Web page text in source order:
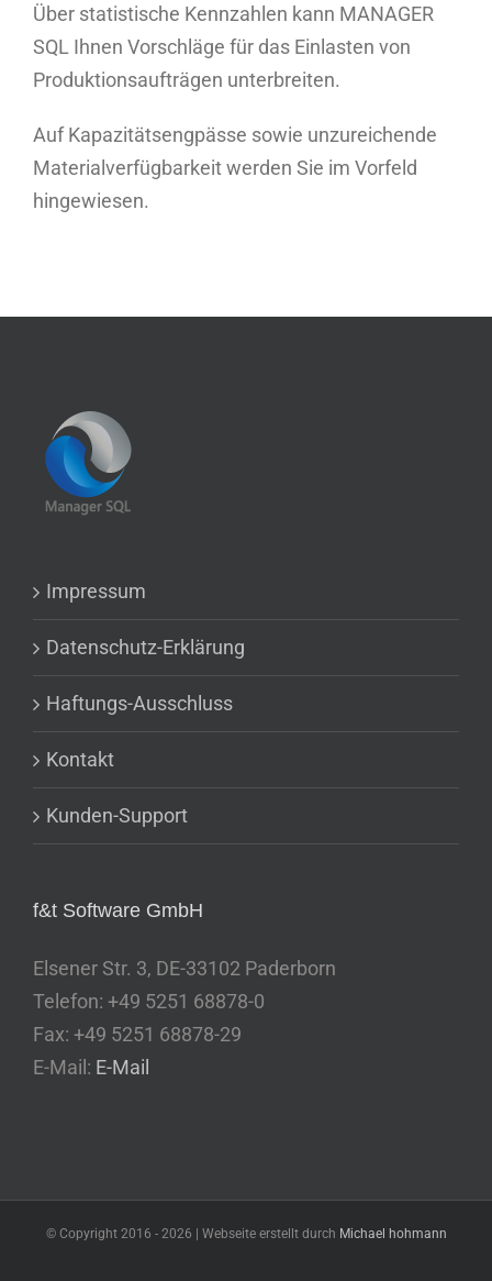
Über statistische Kennzahlen kann MANAGER
SQL Ihnen Vorschläge für das Einlasten von
Produktionsaufträgen unterbreiten.
Auf Kapazitätsengpässe sowie unzureichende
Materialverfügbarkeit werden Sie im Vorfeld
hingewiesen.
Impressum
Datenschutz-Erklärung
Haftungs-Ausschluss
Kontakt
Kunden-Support
f&t Software GmbH
Elsener Str. 3, DE-33102 Paderborn
Telefon: +49 5251 68878-0
Fax: +49 5251 68878-29
E-Mail: E-Mail
© Copyright 2016 - 2026 | Webseite erstellt durch Michael hohmann